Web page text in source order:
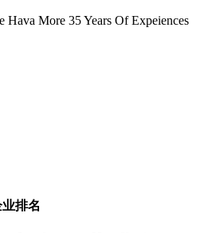
Hava More 35 Years Of Expeiences
排名